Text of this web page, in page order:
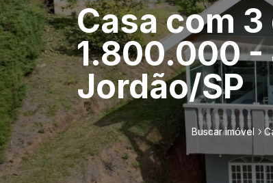
Casa com
1.800.000 -
Jordão/SP
Buscar imóvel